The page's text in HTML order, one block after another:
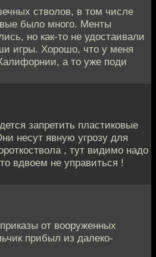
стволов, в том числе
было много. Менты
но как-то не удостаивали
игры. Хорошо, что у меня
а то уже поди
запретить пластиковые
несут явную угрозу для
, тут видимо надо
вдвоем не управиться !
от вооруженных
прибыл из далеко-